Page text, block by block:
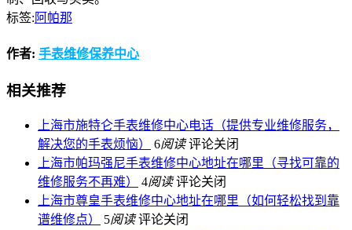
标签: 阿帕那
作者: 手表维修保养中心
相关推荐
上海市施特仑手表维修中心电话（提供专业维修服务，
解决您的手表烦恼）
6阅读 评论关闭
上海市帕玛强尼手表维修中心地址在哪里（寻找可靠的
维修服务不再难）
4阅读 评论关闭
上海市尊皇手表维修中心地址在哪里（如何轻松找到靠
谱维修点）
5阅读 评论关闭